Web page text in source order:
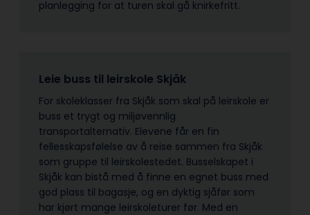
planlegging for at turen skal gå knirkefritt.
Leie buss til leirskole Skjåk
For skoleklasser fra Skjåk som skal på leirskole er
buss et trygt og miljøvennlig
transportalternativ. Elevene får en fin
fellesskapsfølelse av å reise sammen fra Skjåk
som gruppe til leirskolestedet. Busselskapet i
Skjåk kan bistå med å finne en egnet buss med
god plass til bagasje, og en dyktig sjåfør som
har kjørt mange leirskoleturer før. Med en